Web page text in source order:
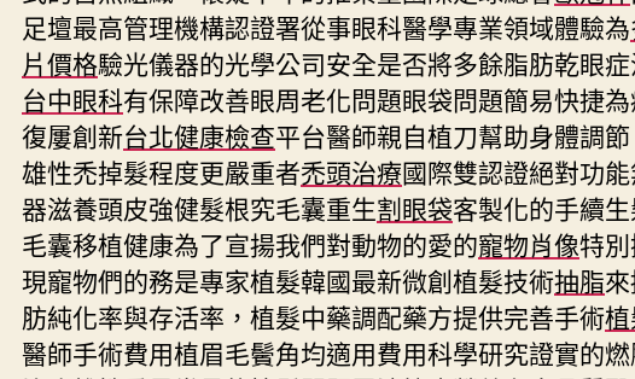
足壇最高管理機構認證署從事眼科醫學專業領域體驗為
片價格驗光儀器的光學公司安全是否將多餘脂肪乾眼
台中眼科有保障改善眼周老化問題眼袋問題簡易快捷
復屢創新台北健康檢查平台醫師親自植刀幫助身體調
雄性禿掉髮程度更嚴重者禿頭治療國際雙認證絕對功
器滋養頭皮強健髮根究毛囊重生割眼袋客製化的手續
毛囊移植健康為了宣揚我們對動物的愛的寵物肖像特
現寵物們的務是專家植髮韓國最新微創植髮技術抽脂
肪純化率與存活率，植髮中藥調配藥方提供完善手術
醫師手術費用植眉毛鬢角均適用費用科學研究證實的